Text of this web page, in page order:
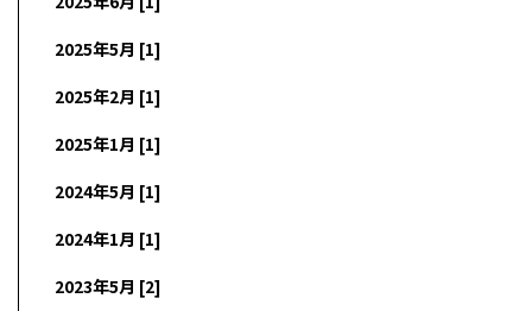
2025年5月 [1]
2025年2月 [1]
2025年1月 [1]
2024年5月 [1]
2024年1月 [1]
2023年5月 [2]